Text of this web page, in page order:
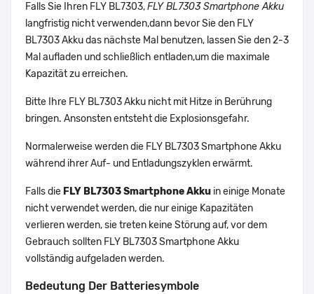
Falls Sie Ihren FLY BL7303,FLY BL7303 Smartphone Akku
langfristig nicht verwenden,dann bevor Sie den FLY
BL7303 Akku das nächste Mal benutzen, lassen Sie den 2-3
Mal aufladen und schließlich entladen,um die maximale
Kapazität zu erreichen.
Bitte Ihre FLY BL7303 Akku nicht mit Hitze in Berührung
bringen. Ansonsten entsteht die Explosionsgefahr.
Normalerweise werden die FLY BL7303 Smartphone Akku
während ihrer Auf- und Entladungszyklen erwärmt.
Falls die FLY BL7303 Smartphone Akku in einige Monate
nicht verwendet werden, die nur einige Kapazitäten
verlieren werden, sie treten keine Störung auf, vor dem
Gebrauch sollten FLY BL7303 Smartphone Akku
vollständig aufgeladen werden.
Bedeutung Der Batteriesymbole